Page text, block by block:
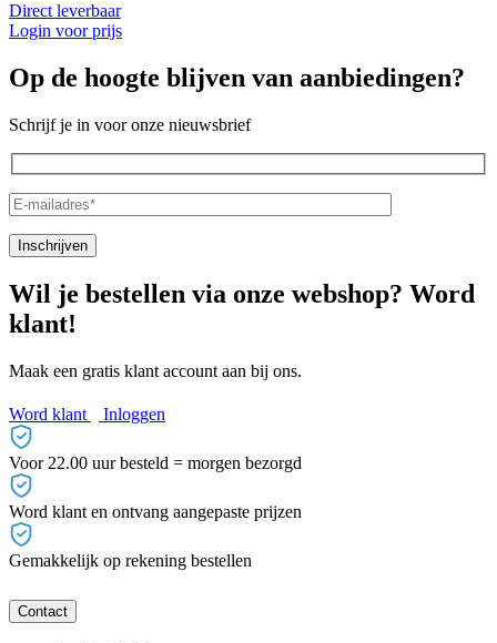
Direct leverbaar
Login voor prijs
Op de hoogte blijven van aanbiedingen?
Schrijf je in voor onze nieuwsbrief
Wil je bestellen via onze webshop? Word
klant!
Maak een gratis klant account aan bij ons.
Word klant Inloggen
Voor 22.00 uur besteld = morgen bezorgd
Word klant en ontvang aangepaste prijzen
Gemakkelijk op rekening bestellen
Contact